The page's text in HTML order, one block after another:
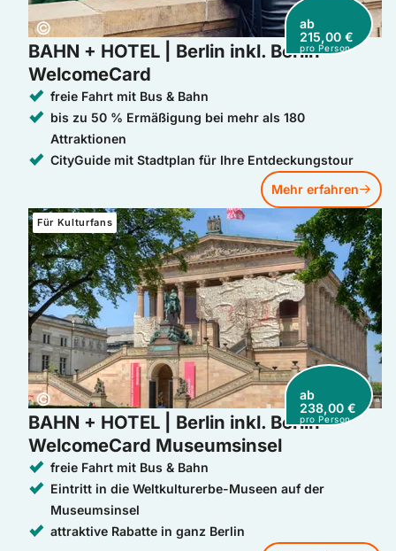
Copyright:
©
ab
215,00 €
pro Person
BAHN + HOTEL | Berlin inkl. Berlin
WelcomeCard
freie Fahrt mit Bus & Bahn
bis zu 50 % Ermäßigung bei mehr als 180
Attraktionen
CityGuide mit Stadtplan für Ihre Entdeckungstour
Mehr erfahren
Copyright:
©
Für Kulturfans
ab
238,00 €
pro Person
BAHN + HOTEL | Berlin inkl. Berlin
WelcomeCard Museumsinsel
freie Fahrt mit Bus & Bahn
Eintritt in die Weltkulturerbe-Museen auf der
Museumsinsel
attraktive Rabatte in ganz Berlin
Mehr erfahren: BAHN + HOTEL | Berlin inkl. Berlin